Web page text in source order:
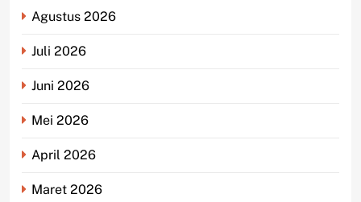
Agustus 2026
Juli 2026
Juni 2026
Mei 2026
April 2026
Maret 2026